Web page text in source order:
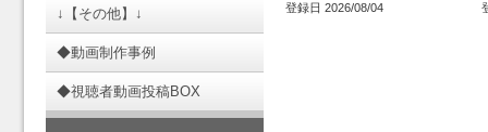
↓【その他】↓
◆動画制作事例
◆視聴者動画投稿BOX
登録日 2026/08/04